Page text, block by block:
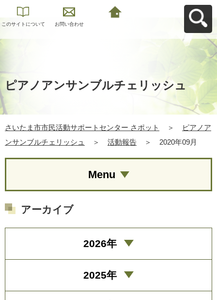
このサイトについて お問い合わせ
ピアノアンサンブルチェリッシュ
さいたま市市民活動サポートセンター さポット ＞
ピアノア
ンサンブルチェリッシュ
＞ 活動報告 ＞ 2020年09月
Menu
アーカイブ
2026年
2025年